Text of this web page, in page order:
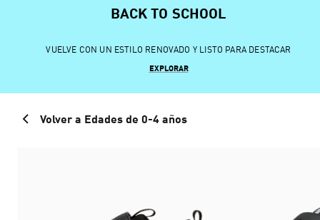
BACK TO SCHOOL
VUELVE CON UN ESTILO RENOVADO Y LISTO PARA DESTACAR
EXPLORAR
Volver a Edades de 0-4 años